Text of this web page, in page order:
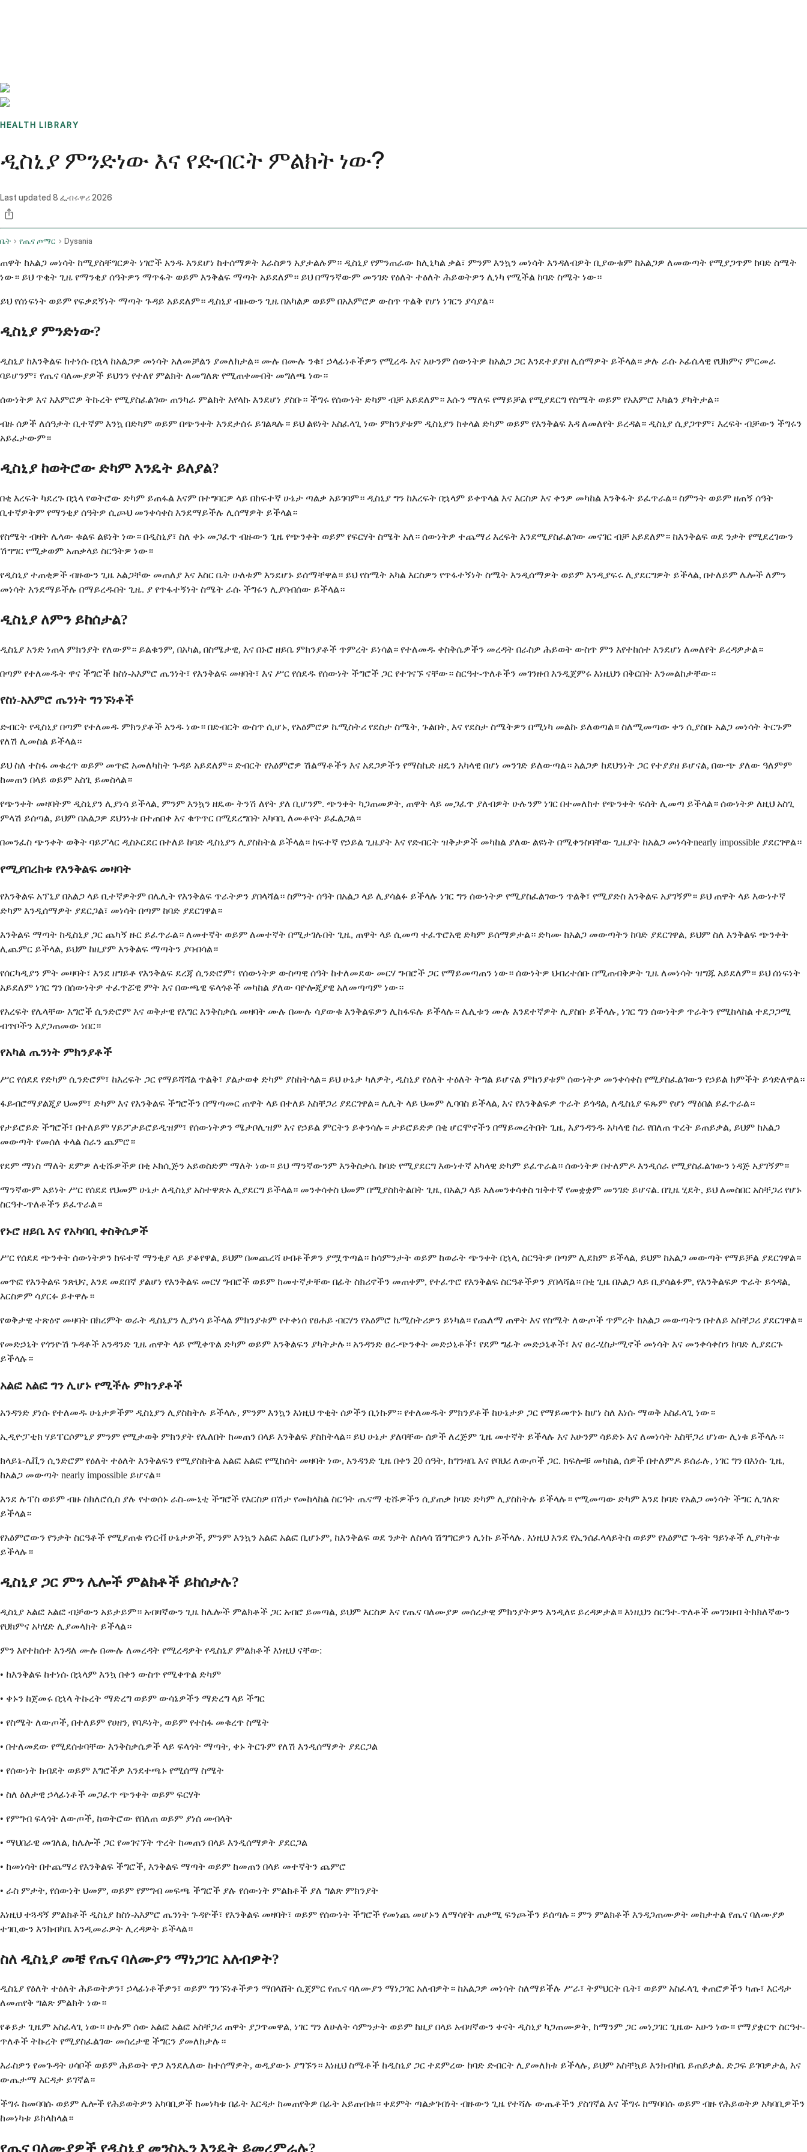
HEALTH LIBRARY
ዲስኒያ ምንድነው እና የድብርት ምልክት ነው?
Last updated 8 ፌብሩዋሪ 2026
ቤት የጤና ጦማር Dysania
ጠዋት ከአልጋ መነሳት ከሚያስቸግርዎት ነገሮች አንዱ እንደሆነ ከተሰማዎት እራስዎን አያታልሉም። ዲስኒያ የምንጠራው ክሊኒካል ቃል፣ ምንም እንኳን መነሳት እንዳለብዎት ቢያውቁም ከአልጋዎ ለመውጣት የሚያጋጥም ከባድ ስሜት
ነው። ይህ ጥቂት ጊዜ የማንቂያ ሰዓትዎን ማጥፋት ወይም እንቅልፍ ማጣት አይደለም። ይህ በማንኛውም መንገድ የዕለት ተዕለት ሕይወትዎን ሊነካ የሚችል ከባድ ስሜት ነው።
ይህ የሰነፍነት ወይም የፍቃደኝነት ማጣት ጉዳይ አይደለም። ዲስኒያ ብዙውን ጊዜ በአካልዎ ወይም በአእምሮዎ ውስጥ ጥልቅ የሆነ ነገርን ያሳያል።
ዲስኒያ ምንድነው?
ዲስኒያ ከእንቅልፍ ከተነሱ በኋላ ከአልጋዎ መነሳት አለመቻልን ያመለክታል። ሙሉ በሙሉ ንቁ፣ ኃላፊነቶችዎን የሚረዱ እና አሁንም ሰውነትዎ ከአልጋ ጋር እንደተያያዘ ሊሰማዎት ይችላል። ቃሉ ራሱ ኦፊሴላዊ የህክምና ምርመራ
ባይሆንም፣ የጤና ባለሙያዎች ይህንን የተለየ ምልክት ለመግለጽ የሚጠቀሙበት መግለጫ ነው።
ሰውነትዎ እና አእምሮዎ ትኩረት የሚያስፈልገው ጠንካራ ምልክት እየላኩ እንደሆነ ያስቡ። ችግሩ የሰውነት ድካም ብቻ አይደለም። እሱን ማለፍ የማይቻል የሚያደርግ የስሜት ወይም የአእምሮ አካልን ያካትታል።
ብዙ ሰዎች ለሰዓታት ቢተኛም እንኳ በድካም ወይም በጭንቀት እንደታሰሩ ይገልጻሉ። ይህ ልዩነት አስፈላጊ ነው ምክንያቱም ዲስኒያን ከቀላል ድካም ወይም የእንቅልፍ እዳ ለመለየት ይረዳል። ዲስኒያ ሲያጋጥም፣ እረፍት ብቻውን ችግሩን
አይፈታውም።
ዲስኒያ ከወትሮው ድካም እንዴት ይለያል?
በቂ እረፍት ካደረጉ በኋላ የወትሮው ድካም ይጠፋል እናም በተግባርዎ ላይ በከፍተኛ ሁኔታ ጣልቃ አይገባም። ዲስኒያ ግን ከእረፍት በኋላም ይቀጥላል እና እርስዎ እና ቀንዎ መካከል እንቅፋት ይፈጥራል። ስምንት ወይም ዘጠኝ ሰዓት
ቢተኛዎትም የማንቂያ ሰዓትዎ ሲጮህ መንቀሳቀስ እንደማይችሉ ሊሰማዎት ይችላል።
የስሜት ብዛት ሌላው ቁልፍ ልዩነት ነው። በዲስኒያ፣ ስለ ቀኑ መጋፈጥ ብዙውን ጊዜ የጭንቀት ወይም የፍርሃት ስሜት አለ። ሰውነትዎ ተጨማሪ እረፍት እንደሚያስፈልገው መናገር ብቻ አይደለም። ከእንቅልፍ ወደ ንቃት የሚደረገውን
ሽግግር የሚቃወም አጠቃላይ ስርዓትዎ ነው።
የዲስኒያ ተጠቂዎች ብዙውን ጊዜ አልጋቸው መጠለያ እና እስር ቤት ሁለቱም እንደሆኑ ይሰማቸዋል። ይህ የስሜት አካል እርስዎን የጥፋተኝነት ስሜት እንዲሰማዎት ወይም እንዲያፍሩ ሊያደርግዎት ይችላል, በተለይም ሌሎች ለምን
መነሳት እንደማይችሉ በማይረዱበት ጊዜ. ያ የጥፋተኝነት ስሜት ራሱ ችግሩን ሊያባብሰው ይችላል።
ዲስኒያ ለምን ይከሰታል?
ዲስኒያ አንድ ነጠላ ምክንያት የለውም። ይልቁንም, በአካል, በስሜታዊ, እና በኑሮ ዘይቤ ምክንያቶች ጥምረት ይነሳል። የተለመዱ ቀስቅሴዎችን መረዳት በራስዎ ሕይወት ውስጥ ምን እየተከሰተ እንደሆነ ለመለየት ይረዳዎታል።
በጣም የተለመዱት ዋና ችግሮች ከስነ-አእምሮ ጤንነት፣ የእንቅልፍ መዛባት፣ እና ሥር የሰደዱ የሰውነት ችግሮች ጋር የተገናኙ ናቸው። ስርዓተ-ጥለቶችን መገንዘብ እንዲጀምሩ እነዚህን በቅርበት እንመልከታቸው።
የስነ-አእምሮ ጤንነት ግንኙነቶች
ድብርት የዲስኒያ በጣም የተለመዱ ምክንያቶች አንዱ ነው። በድብርት ውስጥ ሲሆኑ, የአዕምሮዎ ኬሚስትሪ የደስታ ስሜት, ጉልበት, እና የደስታ ስሜትዎን በሚነካ መልኩ ይለወጣል። ስለሚመጣው ቀን ሲያስቡ አልጋ መነሳት ትርጉም
የለሽ ሊመስል ይችላል።
ይህ ስለ ተስፋ መቁረጥ ወይም መጥፎ አመለካከት ጉዳይ አይደለም። ድብርት የአዕምሮዎ ሽልማቶችን እና አደጋዎችን የማስኬድ ዘዴን አካላዊ በሆነ መንገድ ይለውጣል። አልጋዎ ከደህንነት ጋር የተያያዘ ይሆናል, በውጭ ያለው ዓለምም
ከመጠን በላይ ወይም አስጊ ይመስላል።
የጭንቀት መዛባትም ዲስኒያን ሊያነሳ ይችላል, ምንም እንኳን ዘዴው ትንሽ ለየት ያለ ቢሆንም. ጭንቀት ካጋጠመዎት, ጠዋት ላይ መጋፈጥ ያለብዎት ሁሉንም ነገር በተመለከተ የጭንቀት ፍሰት ሊመጣ ይችላል። ሰውነትዎ ለዚህ አስጊ
ምላሽ ይሰጣል, ይህም በአልጋዎ ደህንነቱ በተጠበቀ እና ቁጥጥር በሚደረግበት አካባቢ ለመቆየት ይፈልጋል።
በመንፈስ ጭንቀት ወቅት ባይፖላር ዲስኦርደር በተለይ ከባድ ዲስኒያን ሊያስከትል ይችላል። ከፍተኛ የኃይል ጊዜያት እና የድብርት ዝቅታዎች መካከል ያለው ልዩነት በሚቀንስባቸው ጊዜያት ከአልጋ መነሳትnearly impossible ያደርገዋል።
የሚያበረክቱ የእንቅልፍ መዛባት
የእንቅልፍ አፕኒያ በአልጋ ላይ ቢተኛዎትም በሌሊት የእንቅልፍ ጥራትዎን ያበላሻል። ስምንት ሰዓት በአልጋ ላይ ሊያሳልፉ ይችላሉ ነገር ግን ሰውነትዎ የሚያስፈልገውን ጥልቅ፣ የሚያድስ እንቅልፍ አያገኝም። ይህ ጠዋት ላይ እውነተኛ
ድካም እንዲሰማዎት ያደርጋል፣ መነሳት በጣም ከባድ ያደርገዋል።
እንቅልፍ ማጣት ከዲስኒያ ጋር ጨካኝ ዙር ይፈጥራል። ለመተኛት ወይም ለመተኛት በሚታገሉበት ጊዜ, ጠዋት ላይ ሲመጣ ተፈጥሮአዊ ድካም ይሰማዎታል። ድካሙ ከአልጋ መውጣትን ከባድ ያደርገዋል, ይህም ስለ እንቅልፍ ጭንቀት
ሊጨምር ይችላል, ይህም ከዚያም እንቅልፍ ማጣትን ያባብሳል።
የሰርካዲያን ምት መዛባት፣ እንደ ዘግይቶ የእንቅልፍ ደረጃ ሲንድሮም፣ የሰውነትዎ ውስጣዊ ሰዓት ከተለመደው መርሃ ግብሮች ጋር የማይመጣጠን ነው። ሰውነትዎ ህብረተሰቡ በሚጠብቅዎት ጊዜ ለመነሳት ዝግጁ አይደለም። ይህ ሰነፍነት
አይደለም ነገር ግን በሰውነትዎ ተፈጥሯዊ ምት እና በውጫዊ ፍላጎቶች መካከል ያለው ባዮሎጂያዊ አለመጣጣም ነው።
የእረፍት የሌላቸው እግሮች ሲንድሮም እና ወቅታዊ የእግር እንቅስቃሴ መዛባት ሙሉ በሙሉ ሳያውቁ እንቅልፍዎን ሊከፋፍሉ ይችላሉ። ሌሊቱን ሙሉ እንደተኛዎት ሊያስቡ ይችላሉ, ነገር ግን ሰውነትዎ ጥራትን የሚከላከል ተደጋጋሚ
ብጥቦችን እያጋጠመው ነበር።
የአካል ጤንነት ምክንያቶች
ሥር የሰደደ የድካም ሲንድሮም፣ ከእረፍት ጋር የማይሻሻል ጥልቅ፣ ያልታወቀ ድካም ያስከትላል። ይህ ሁኔታ ካለዎት, ዲስኒያ የዕለት ተዕለት ትግል ይሆናል ምክንያቱም ሰውነትዎ መንቀሳቀስ የሚያስፈልገውን የኃይል ክምችት ይጎድለዋል።
ፋይብሮማያልጂያ ህመም፣ ድካም እና የእንቅልፍ ችግሮችን በማጣመር ጠዋት ላይ በተለይ አስቸጋሪ ያደርገዋል። ሌሊት ላይ ህመም ሊባባስ ይችላል, እና የእንቅልፍዎ ጥራት ይጎዳል, ለዲስኒያ ፍጹም የሆነ ማዕበል ይፈጥራል።
የታይሮይድ ችግሮች፣ በተለይም ሃይፖታይሮይዲዝም፣ የሰውነትዎን ሜታቦሊዝም እና የኃይል ምርትን ይቀንሳሉ። ታይሮይድዎ በቂ ሆርሞኖችን በማይመረትበት ጊዜ, እያንዳንዱ አካላዊ ስራ የበለጠ ጥረት ይጠይቃል, ይህም ከአልጋ
መውጣት የመሰለ ቀላል ስራን ጨምሮ።
የደም ማነስ ማለት ደምዎ ለቲሹዎችዎ በቂ ኦክሲጅን አይወስድም ማለት ነው። ይህ ማንኛውንም እንቅስቃሴ ከባድ የሚያደርግ እውነተኛ አካላዊ ድካም ይፈጥራል። ሰውነትዎ በተለምዶ እንዲሰራ የሚያስፈልገውን ነዳጅ አያገኝም።
ማንኛውም አይነት ሥር የሰደደ የህመም ሁኔታ ለዲስኒያ አስተዋጽኦ ሊያደርግ ይችላል። መንቀሳቀስ ህመም በሚያስከትልበት ጊዜ, በአልጋ ላይ አለመንቀሳቀስ ዝቅተኛ የመቋቋም መንገድ ይሆናል. በጊዜ ሂደት, ይህ ለመስበር አስቸጋሪ የሆኑ
ስርዓተ-ጥለቶችን ይፈጥራል።
የኑሮ ዘይቤ እና የአካባቢ ቀስቅሴዎች
ሥር የሰደደ ጭንቀት ሰውነትዎን ከፍተኛ ማንቂያ ላይ ያቆየዋል, ይህም በመጨረሻ ሀብቶችዎን ያሟጥጣል። ከሳምንታት ወይም ከወራት ጭንቀት በኋላ, ስርዓትዎ በጣም ሊደክም ይችላል, ይህም ከአልጋ መውጣት የማይቻል ያደርገዋል።
መጥፎ የእንቅልፍ ንጽህና, እንደ መደበኛ ያልሆነ የእንቅልፍ መርሃ ግብሮች ወይም ከመተኛታቸው በፊት ስክሪኖችን መጠቀም, የተፈጥሮ የእንቅልፍ ስርዓቶችዎን ያበላሻል። በቂ ጊዜ በአልጋ ላይ ቢያሳልፉም, የእንቅልፍዎ ጥራት ይጎዳል,
እርስዎም ሳያርፉ ይተዋሉ።
የወቅታዊ ተጽዕኖ መዛባት በክረምት ወራት ዲስኒያን ሊያነሳ ይችላል ምክንያቱም የተቀነሰ የፀሐይ ብርሃን የአዕምሮ ኬሚስትሪዎን ይነካል። የጨለማ ጠዋት እና የስሜት ለውጦች ጥምረት ከአልጋ መውጣትን በተለይ አስቸጋሪ ያደርገዋል።
የመድኃኒት የጎንዮሽ ጉዳቶች አንዳንድ ጊዜ ጠዋት ላይ የሚቀጥል ድካም ወይም እንቅልፍን ያካትታሉ። አንዳንድ ፀረ-ጭንቀት መድኃኒቶች፣ የደም ግፊት መድኃኒቶች፣ እና ፀረ-ሂስታሚኖች መነሳት እና መንቀሳቀስን ከባድ ሊያደርጉ
ይችላሉ።
አልፎ አልፎ ግን ሊሆኑ የሚችሉ ምክንያቶች
አንዳንድ ያነሱ የተለመዱ ሁኔታዎችም ዲስኒያን ሊያስከትሉ ይችላሉ, ምንም እንኳን እነዚህ ጥቂት ሰዎችን ቢነኩም። የተለመዱት ምክንያቶች ከሁኔታዎ ጋር የማይመጥኑ ከሆነ ስለ እነሱ ማወቅ አስፈላጊ ነው።
ኢዲዮፓቲክ ሃይፐርሶምኒያ ምንም የሚታወቅ ምክንያት የሌለበት ከመጠን በላይ እንቅልፍ ያስከትላል። ይህ ሁኔታ ያለባቸው ሰዎች ለረጅም ጊዜ መተኛት ይችላሉ እና አሁንም ሳይድኑ እና ለመነሳት አስቸጋሪ ሆነው ሊነቁ ይችላሉ።
ክላይኔ-ሌቪን ሲንድሮም የዕለት ተዕለት እንቅልፍን የሚያስከትል አልፎ አልፎ የሚከሰት መዛባት ነው, አንዳንድ ጊዜ በቀን 20 ሰዓት, ከግንዛቤ እና የባህሪ ለውጦች ጋር. ክፍሎቹ መካከል, ሰዎች በተለምዶ ይሰራሉ, ነገር ግን በእነሱ ጊዜ,
ከአልጋ መውጣት nearly impossible ይሆናል።
እንደ ሉፐስ ወይም ብዙ ስክለሮሲስ ያሉ የተወሰኑ ራስ-ሙኒቲ ችግሮች የእርስዎ በሽታ የመከላከል ስርዓት ጤናማ ቲሹዎችን ሲያጠቃ ከባድ ድካም ሊያስከትሉ ይችላሉ። የሚመጣው ድካም እንደ ከባድ የአልጋ መነሳት ችግር ሊገለጽ
ይችላል።
የአዕምሮውን የንቃት ስርዓቶች የሚያጠቁ የነርቭ ሁኔታዎች, ምንም እንኳን አልፎ አልፎ ቢሆኑም, ከእንቅልፍ ወደ ንቃት ለስላሳ ሽግግርዎን ሊነኩ ይችላሉ. እነዚህ እንደ የኢንሰፈላላይትስ ወይም የአዕምሮ ጉዳት ዓይነቶች ሊያካትቱ
ይችላሉ።
ዲስኒያ ጋር ምን ሌሎች ምልክቶች ይከሰታሉ?
ዲስኒያ አልፎ አልፎ ብቻውን አይታይም። አብዛኛውን ጊዜ ከሌሎች ምልክቶች ጋር አብሮ ይመጣል, ይህም እርስዎ እና የጤና ባለሙያዎ መሰረታዊ ምክንያትዎን እንዲለዩ ይረዳዎታል። እነዚህን ስርዓተ-ጥለቶች መገንዘብ ትክክለኛውን
የህክምና አካሄድ ሊያመላክት ይችላል።
ምን እየተከሰተ እንዳለ ሙሉ በሙሉ ለመረዳት የሚረዳዎት የዲስኒያ ምልክቶች እነዚህ ናቸው:
• ከእንቅልፍ ከተነሱ በኋላም እንኳ በቀን ውስጥ የሚቀጥል ድካም
• ቀኑን ከጀመሩ በኋላ ትኩረት ማድረግ ወይም ውሳኔዎችን ማድረግ ላይ ችግር
• የስሜት ለውጦች, በተለይም የሀዘን, የባዶነት, ወይም የተስፋ መቁረጥ ስሜት
• በተለመደው የሚደሰቱባቸው እንቅስቃሴዎች ላይ ፍላጎት ማጣት, ቀኑ ትርጉም የለሽ እንዲሰማዎት ያደርጋል
• የሰውነት ክብደት ወይም እግሮችዎ እንደተጫኑ የሚሰማ ስሜት
• ስለ ዕለታዊ ኃላፊነቶች መጋፈጥ ጭንቀት ወይም ፍርሃት
• የምግብ ፍላጎት ለውጦች, ከወትሮው የበለጠ ወይም ያነሰ መብላት
• ማህበራዊ መገለል, ከሌሎች ጋር የመገናኘት ጥረት ከመጠን በላይ እንዲሰማዎት ያደርጋል
• ከመነሳት በተጨማሪ የእንቅልፍ ችግሮች, እንቅልፍ ማጣት ወይም ከመጠን በላይ መተኛትን ጨምሮ
• ራስ ምታት, የሰውነት ህመም, ወይም የምግብ መፍጫ ችግሮች ያሉ የሰውነት ምልክቶች ያለ ግልጽ ምክንያት
እነዚህ ተጓዳኝ ምልክቶች ዲስኒያ ከስነ-አእምሮ ጤንነት ጉዳዮች፣ የእንቅልፍ መዛባት፣ ወይም የሰውነት ችግሮች የመነጨ መሆኑን ለማሳየት ጠቃሚ ፍንጮችን ይሰጣሉ። ምን ምልክቶች እንዳጋጠሙዎት መከታተል የጤና ባለሙያዎ
ተገቢውን እንክብካቤ እንዲመራዎት ሊረዳዎት ይችላል።
ስለ ዲስኒያ መቼ የጤና ባለሙያን ማነጋገር አለብዎት?
ዲስኒያ የዕለት ተዕለት ሕይወትዎን፣ ኃላፊነቶችዎን፣ ወይም ግንኙነቶችዎን ማበላሸት ሲጀምር የጤና ባለሙያን ማነጋገር አለብዎት። ከአልጋዎ መነሳት ስለማይችሉ ሥራ፣ ትምህርት ቤት፣ ወይም አስፈላጊ ቀጠሮዎችን ካጡ፣ እርዳታ
ለመጠየቅ ግልጽ ምልክት ነው።
የቆይታ ጊዜም አስፈላጊ ነው። ሁሉም ሰው አልፎ አልፎ አስቸጋሪ ጠዋት ያጋጥመዋል, ነገር ግን ለሁለት ሳምንታት ወይም ከዚያ በላይ አብዛኛውን ቀናት ዲስኒያ ካጋጠሙዎት, ከማንም ጋር መነጋገር ጊዜው አሁን ነው። የማያቋርጥ ስርዓተ-
ጥለቶች ትኩረት የሚያስፈልገው መሰረታዊ ችግርን ያመለክታሉ።
እራስዎን የመጉዳት ሀሳቦች ወይም ሕይወት ዋጋ እንደሌለው ከተሰማዎት, ወዲያውኑ ያግኙን። እነዚህ ስሜቶች ከዲስኒያ ጋር ተደምረው ከባድ ድብርት ሊያመለክቱ ይችላሉ, ይህም አስቸኳይ እንክብካቤ ይጠይቃል. ድጋፍ ይገባዎታል, እና
ውጤታማ እርዳታ ይገኛል።
ችግሩ ከመባባሱ ወይም ሌሎች የሕይወትዎን አካባቢዎች ከመነካቱ በፊት እርዳታ ከመጠየቅዎ በፊት አይጠብቁ። ቀደምት ጣልቃገብነት ብዙውን ጊዜ የተሻሉ ውጤቶችን ያስገኛል እና ችግሩ ከማባባሱ ወይም ብዙ የሕይወትዎ አካባቢዎችን
ከመነካቱ ይከላከላል።
የጤና ባለሙያዎች የዲስኒያ መንስኤን እንዴት ይመረምራሉ?